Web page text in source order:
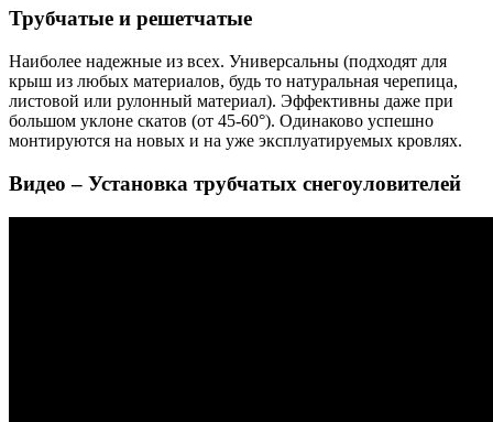
Трубчатые и решетчатые
Наиболее надежные из всех. Универсальны (подходят для
крыш из любых материалов, будь то натуральная черепица,
листовой или рулонный материал). Эффективны даже при
большом уклоне скатов (от 45-60°). Одинаково успешно
монтируются на новых и на уже эксплуатируемых кровлях.
Видео – Установка трубчатых снегоуловителей